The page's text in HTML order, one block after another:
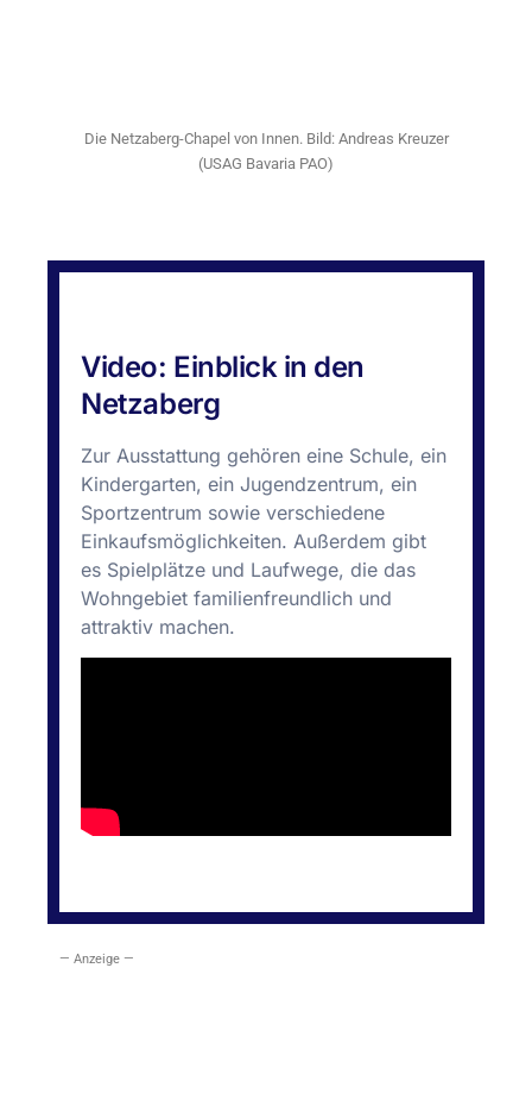
Die Netzaberg-Chapel von Innen. Bild: Andreas Kreuzer
(USAG Bavaria PAO)
Video: Einblick in den
Netzaberg
Zur Ausstattung gehören eine Schule, ein
Kindergarten, ein Jugendzentrum, ein
Sportzentrum sowie verschiedene
Einkaufsmöglichkeiten. Außerdem gibt
es Spielplätze und Laufwege, die das
Wohngebiet familienfreundlich und
attraktiv machen.
— Anzeige —